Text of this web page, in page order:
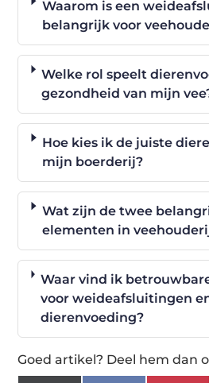
Waarom is een
belangrijk voor
Welke rol speelt
gezondheid van mijn
Hoe kies ik de juiste
mijn boerderij?
Wat zijn de twee
elementen in
Waar vind ik
voor weideafsluitingen
dierenvoeding?
Goed artikel? Deel hem dan